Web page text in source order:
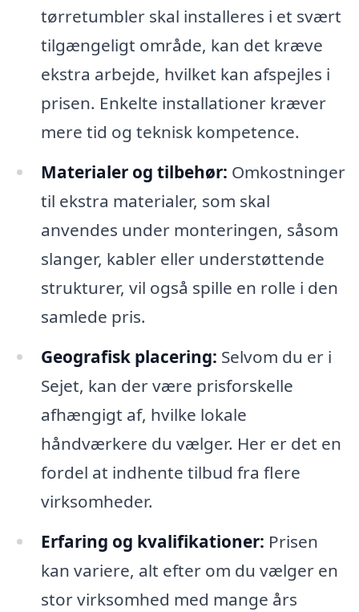
tørretumbler skal installeres i et svært
tilgængeligt område, kan det kræve
ekstra arbejde, hvilket kan afspejles i
prisen. Enkelte installationer kræver
mere tid og teknisk kompetence.
Materialer og tilbehør: Omkostninger
til ekstra materialer, som skal
anvendes under monteringen, såsom
slanger, kabler eller understøttende
strukturer, vil også spille en rolle i den
samlede pris.
Geografisk placering: Selvom du er i
Sejet, kan der være prisforskelle
afhængigt af, hvilke lokale
håndværkere du vælger. Her er det en
fordel at indhente tilbud fra flere
virksomheder.
Erfaring og kvalifikationer: Prisen
kan variere, alt efter om du vælger en
stor virksomhed med mange års